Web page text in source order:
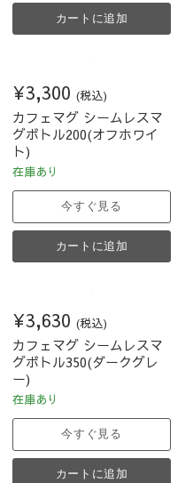
カートに追加
¥3,300 (税込)
カフェマグ シームレスマ
グボトル200(オフホワイ
ト)
在庫あり
今すぐ見る
カートに追加
¥3,630 (税込)
カフェマグ シームレスマ
グボトル350(ダークグレ
ー)
在庫あり
今すぐ見る
カートに追加